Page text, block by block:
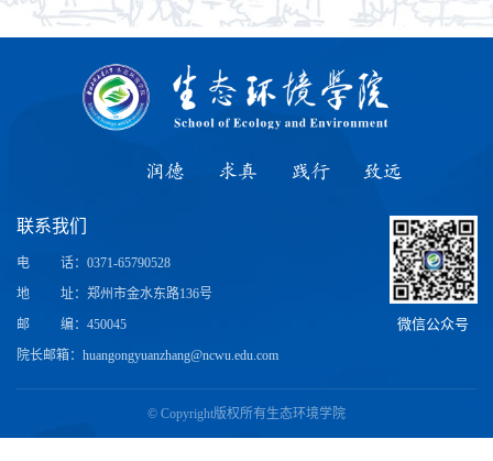
润德 求真 践行 致远
联系我们
电 话：0371-65790528
地
址：郑州市金水东路136号
邮
编 ：450045
院长邮箱：huangongyuanzhang@ncwu.edu.com
微信公众号
© Copyright版权所有生态环境学院